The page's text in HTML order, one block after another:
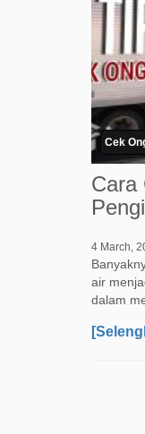
Cek
Cara
4 March,
air
dalam